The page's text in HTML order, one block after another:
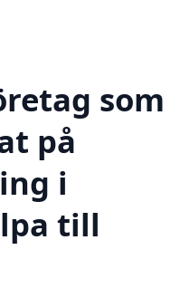
som
på
i
till